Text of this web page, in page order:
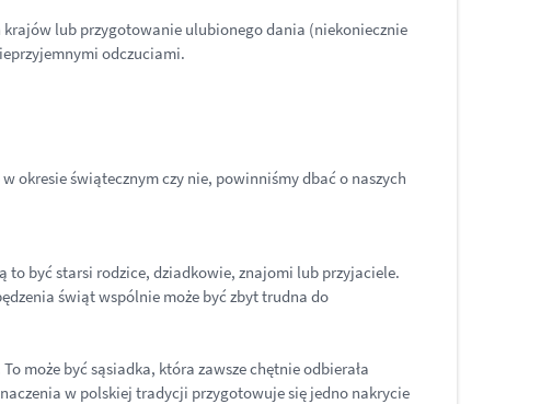
krajów lub przygotowanie ulubionego dania (niekoniecznie
odczuciami.
okresie świątecznym czy nie, powinniśmy dbać o naszych
to być starsi rodzice, dziadkowie, znajomi lub przyjaciele.
świąt wspólnie może być zbyt trudna do
może być sąsiadka, która zawsze chętnie odbierała
w polskiej tradycji przygotowuje się jedno nakrycie